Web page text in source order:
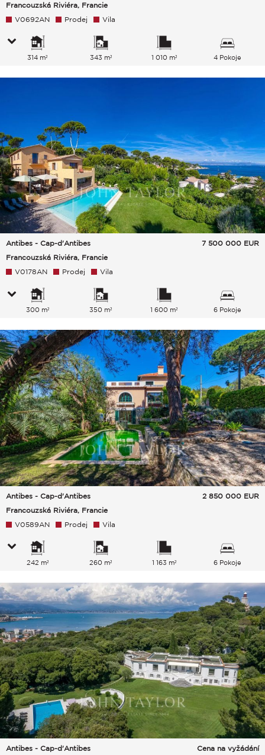
Francouzská Riviéra, Francie
V0692AN Prodej Vila
314 m² 343 m² 1 010 m² 4 Pokoje
Antibes - Cap-d'Antibes
Francouzská Riviéra, Francie
7 500 000 EUR
V0178AN Prodej Vila
300 m² 350 m² 1 600 m² 6 Pokoje
Antibes - Cap-d'Antibes
Francouzská Riviéra, Francie
2 850 000 EUR
V0589AN Prodej Vila
242 m² 260 m² 1 163 m² 6 Pokoje
Antibes - Cap-d'Antibes Cena na vyžádání